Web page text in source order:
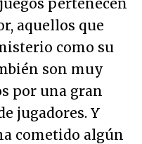
pertenecen
aquellos que
como su
son muy
por una gran
jugadores. Y
cometido algún